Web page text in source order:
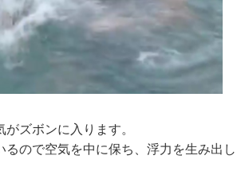
ズボンに入ります。
るので空気を中に保ち、浮力を生み出し